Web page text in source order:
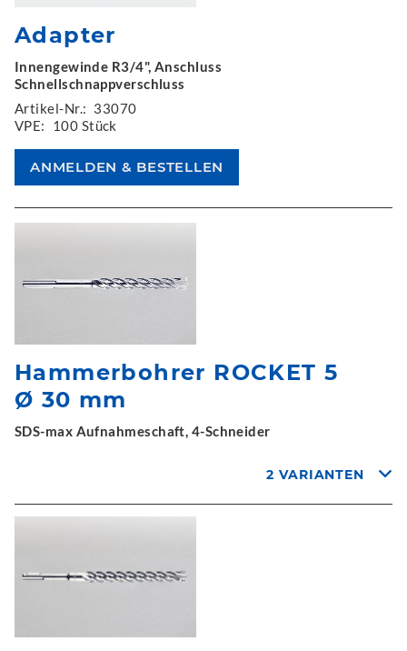
Adapter
Innengewinde R3/4", Anschluss
Schnellschnappverschluss
Artikel-Nr.: 33070
VPE:
100 Stück
Hammerbohrer ROCKET 5
Ø 30 mm
SDS-max Aufnahmeschaft, 4-Schneider
2 VARIANTEN